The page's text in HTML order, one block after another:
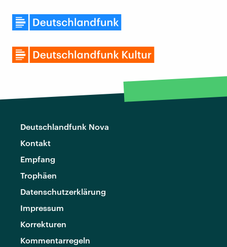
Deutschlandfunk Nova
Kontakt
Empfang
Trophäen
Datenschutzerklärung
Impressum
Korrekturen
Kommentarregeln